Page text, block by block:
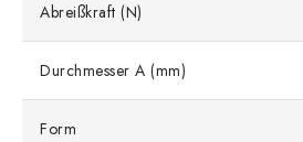
Abreißkraft (N)
Durchmesser A (mm)
Form